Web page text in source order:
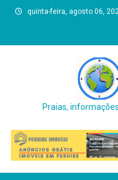
quinta-feira, agosto 06,
Praias,